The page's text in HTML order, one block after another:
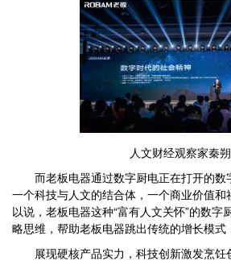
人文财经观察家秦朔
而老板电器通过数字厨电正在打开的数
一个科技与人文的结合体，一个商业价值
以说，老板电器这种“富有人文关怀”的数字
略思维，帮助老板电器跳出传统的增长模式
展现硬核产品实力，科技创新激发烹饪